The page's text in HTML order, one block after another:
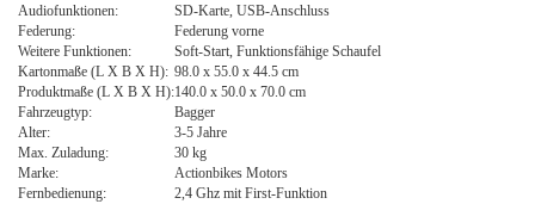
Audiofunktionen:
SD-Karte, USB-Anschluss
Federung:
Federung vorne
Weitere Funktionen:
Soft-Start, Funktionsfähige Schaufel
Kartonmaße (L X B X H): 98.0 x 55.0 x 44.5 cm
Produktmaße (L X B X H):140.0 x 50.0 x 70.0 cm
Fahrzeugtyp:
Bagger
Alter:
3-5 Jahre
Max. Zuladung:
30 kg
Marke:
Actionbikes Motors
Fernbedienung:
2,4 Ghz mit First-Funktion